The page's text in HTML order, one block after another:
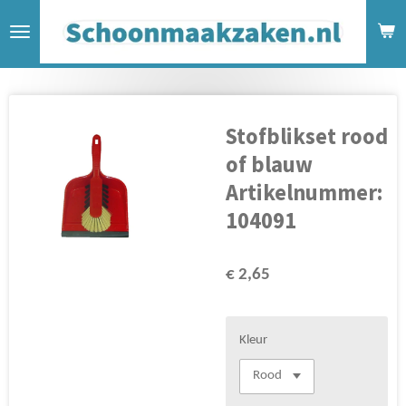
direct
Stofblikset rood
of blauw
Artikelnummer:
104091
€ 2,65
Kleur